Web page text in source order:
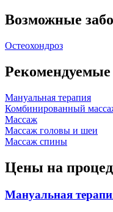
Возможные
Остеохондроз
Мануальная терапия
Комбинированный
Массаж
Массаж головы и шеи
Массаж спины
Цены на
Мануальная